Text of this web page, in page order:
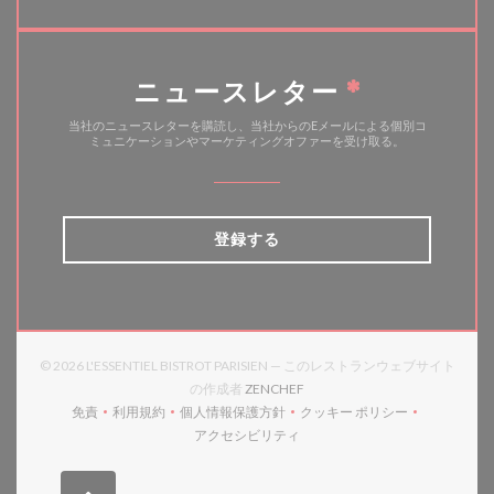
ニュースレター *
当社のニュースレターを購読し、当社からのEメールによる個別コ
ミュニケーションやマーケティングオファーを受け取る。
登録する
© 2026 L'ESSENTIEL BISTROT PARISIEN — このレストランウェブサイト
の作成者 ZENCHEF
免責
((新しいウィンドウで開きます))
利用規約
((新しいウィンドウで開きます))
個人情報保護方針
((新しいウィンドウで開きます))
クッキー ポリシー
((新しいウィンドウで
アクセシビリティ
((新しいウィンドウで開きます))